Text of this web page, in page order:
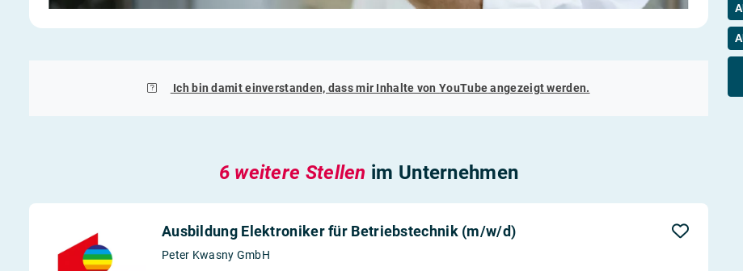
Ich bin damit einverstanden, dass mir Inhalte vonYouTubeangezeigt werden.
6 weitere Stellen im Unternehmen
Ausbildung Elektroniker für Betriebstechnik (m/w/d)
Peter Kwasny GmbH